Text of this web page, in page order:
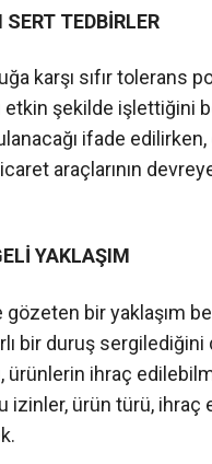
TEDBİRLER
karşı sıfır tolerans
şekilde işlettiğini
ifade
araçlarının
YAKLAŞIM
gözeten bir yaklaşım
bir duruş
ürünlerin ihraç
izinler, ürün türü, ihraç